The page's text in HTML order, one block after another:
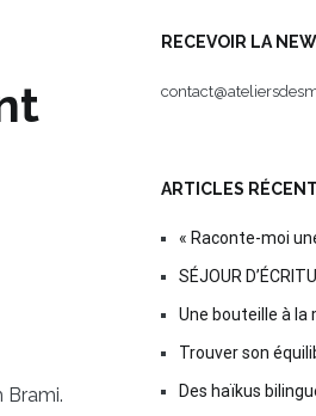
Brami.
RECEVOIR LA
ARTICLES
« Raconte-moi
SÉJOUR
Une bouteille à la
Trouver son
Des haïkus